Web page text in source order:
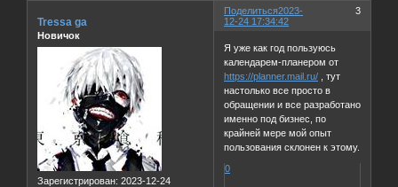
Поделиться 3
2023-
12-24 17:34:42
Tressa ga
Новичок
Зарегистрирован: 2023-12-24
Я уже как год пользуюсь
календарем-планером от
https://planner.mail.ru/ , тут
настолько все просто в
обращении и все разработано
именно под бизнес, по
крайней мере мой опыт
пользования склонен к этому.
0